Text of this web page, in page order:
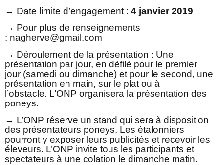
→ Date limite d’engagement : 4 janvier 2019
→ Pour plus de renseignements
: nagherve@gmail.com
→ Déroulement de la présentation : Une
présentation par jour, en défilé pour le premier
jour (samedi ou dimanche) et pour le second, une
présentation en main, sur le plat ou à
l’obstacle. L’ONP organisera la présentation des
poneys.
→ L’ONP réserve un stand qui sera à disposition
des présentateurs poneys. Les étalonniers
pourront y exposer leurs publicités et recevoir les
éleveurs. L’ONP invite tous les participants et
spectateurs à une colation le dimanche matin.